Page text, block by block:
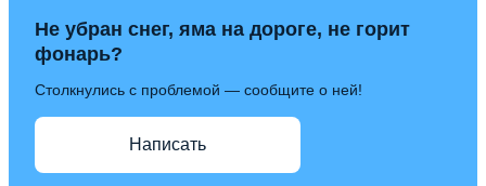
Не убран снег, яма на дороге, не горит
фонарь?
Столкнулись с проблемой — сообщите о ней!
Написать